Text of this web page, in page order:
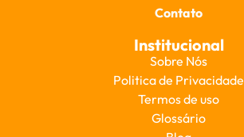
Contato
Institucional
Sobre Nós
Politica de Privacidade
Termos de uso
Glossário